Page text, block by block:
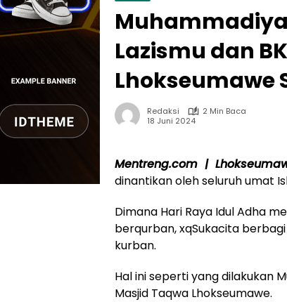
Lazismu dan
Lhokseumawe
Redaksi
2 Min Baca
18 Juni 2024
Mentreng.com |
dinantikan oleh seluruh umat
Dimana Hari Raya Idul Adha
berqurban, xqSukacita
kurban.
Hal ini seperti yang dilakukan
Masjid Taqwa Lhokseumawe.